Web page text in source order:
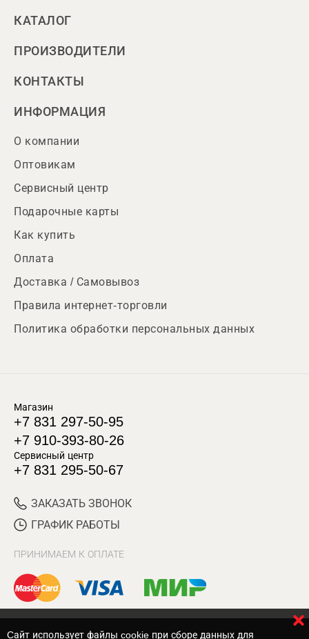
КАТАЛОГ
ПРОИЗВОДИТЕЛИ
КОНТАКТЫ
ИНФОРМАЦИЯ
О компании
Оптовикам
Сервисный центр
Подарочные карты
Как купить
Оплата
Доставка / Самовывоз
Правила интернет-торговли
Политика обработки персональных данных
Магазин
+7 831 297-50-95
+7 910-393-80-26
Сервисный центр
+7 831 295-50-67
ЗАКАЗАТЬ ЗВОНОК
ГРАФИК РАБОТЫ
ПРИНИМАЕМ К ОПЛАТЕ
Cайт использует файлы cookie при сборе данных для